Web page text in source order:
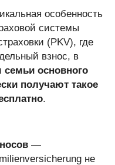
особенность
системы
(PKV), где
взнос, в
основного
получают такое
.
—
не